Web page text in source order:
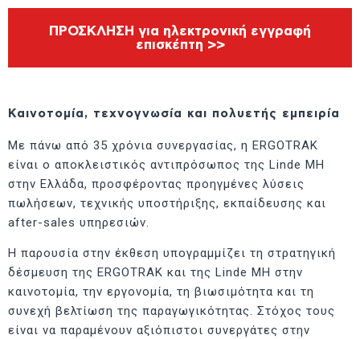
ΠΡΟΣΚΛΗΣΗ για ηλεκτρονική εγγραφή
επισκέπτη >>
Καινοτομία, τεχνογνωσία και πολυετής εμπειρία
Με πάνω από 35 χρόνια συνεργασίας, η ERGOTRAK
είναι ο αποκλειστικός αντιπρόσωπος της Linde MH
στην Ελλάδα, προσφέροντας προηγμένες λύσεις
πωλήσεων, τεχνικής υποστήριξης, εκπαίδευσης και
after-sales υπηρεσιών.
Η παρουσία στην έκθεση υπογραμμίζει τη στρατηγική
δέσμευση της ERGOTRAK και της Linde MH στην
καινοτομία, την εργονομία, τη βιωσιμότητα και τη
συνεχή βελτίωση της παραγωγικότητας. Στόχος τους
είναι να παραμένουν αξιόπιστοι συνεργάτες στην